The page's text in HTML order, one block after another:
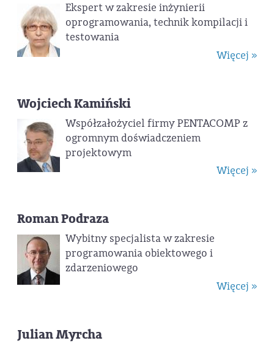
Ekspert w zakresie inżynierii
oprogramowania, technik kompilacji i
testowania
Więcej »
Wojciech Kamiński
Współzałożyciel firmy PENTACOMP z
ogromnym doświadczeniem
projektowym
Więcej »
Roman Podraza
Wybitny specjalista w zakresie
programowania obiektowego i
zdarzeniowego
Więcej »
Julian Myrcha